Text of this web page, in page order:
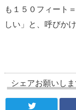
も１５０フィート
しい」と、呼びか
シェアお願いし